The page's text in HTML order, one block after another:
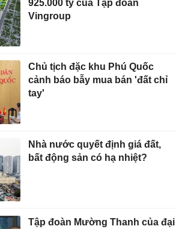
925.000 tỷ của Tập đoàn
Vingroup
Chủ tịch đặc khu Phú Quốc
cảnh báo bẫy mua bán 'đất chỉ
tay'
Nhà nước quyết định giá đất,
bất động sản có hạ nhiệt?
Tập đoàn Mường Thanh của đại